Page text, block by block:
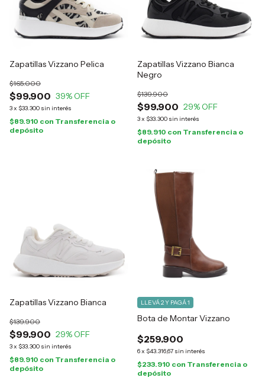
Zapatillas Vizzano Pelica
$99.900
$165.000
39% OFF
3x $33.300 sin interés
$89.910 con Transferencia o
depósito
Zapatillas Vizzano Bianca
Negro
$99.900
$139.900
29% OFF
3x $33.300 sin interés
$89.910 con Transferencia o
depósito
Zapatillas Vizzano Bianca
$99.900
$139.900
29% OFF
3x $33.300 sin interés
$89.910 con Transferencia o
depósito
Bota de Montar Vizzano
$259.900
6x $43.316,67 sin interés
LLEVÁ 2 Y PAGÁ 1
$233.910 con Transferencia o
depósito